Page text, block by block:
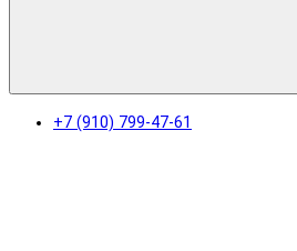
+7 (910) 799-47-61